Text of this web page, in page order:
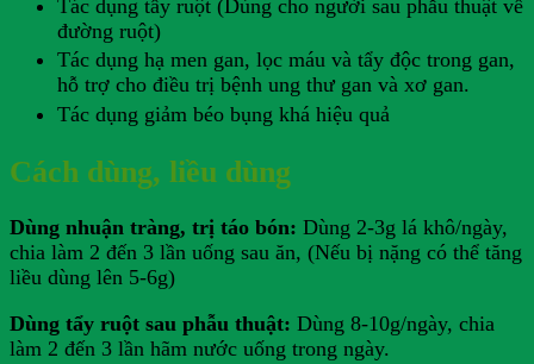
Tác dụng tẩy ruột (Dùng cho người sau phẫu thuật về
đường ruột)
Tác dụng hạ men gan, lọc máu và tẩy độc trong gan,
hỗ trợ cho điều trị bệnh ung thư gan và xơ gan.
Tác dụng giảm béo bụng khá hiệu quả
Cách dùng, liều dùng
Dùng nhuận tràng, trị táo bón: Dùng 2-3g lá khô/ngày,
chia làm 2 đến 3 lần uống sau ăn, (Nếu bị nặng có thể tăng
liều dùng lên 5-6g)
Dùng tẩy ruột sau phẫu thuật: Dùng 8-10g/ngày, chia
làm 2 đến 3 lần hãm nước uống trong ngày.